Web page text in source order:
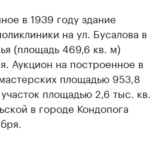
в 1939 году здание
на ул. Бусалова в
(площадь 469,6 кв. м)
Аукцион на построенное в
площадью 953,8
площадью 2,6 тыс. кв.
в городе Кондопога